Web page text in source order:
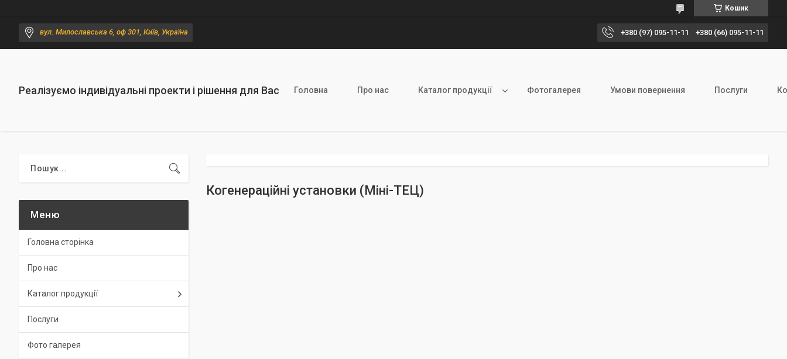
Кошик
вул. Милославська 6, оф 301, Київ, Україна +380 (97) 095-11-11 +380 (66) 095-11-11
Реалізуємо індивідуальні проекти і рішення для Вас Головна Про нас Каталог продукції Фотогалерея Умови повернення Послуги
Когенераційні установки (Міні-ТЕЦ)
Головна сторінка
Про нас
Каталог продукції
Послуги
Фото галерея